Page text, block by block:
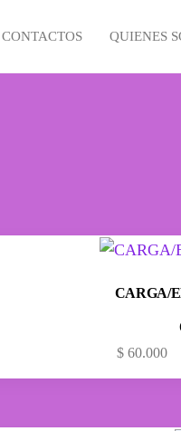
CONTACTOS QUIENES
CARGA/
$ 60.000